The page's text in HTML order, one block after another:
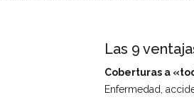
Las 9
Coberturas a
Enfermedad,